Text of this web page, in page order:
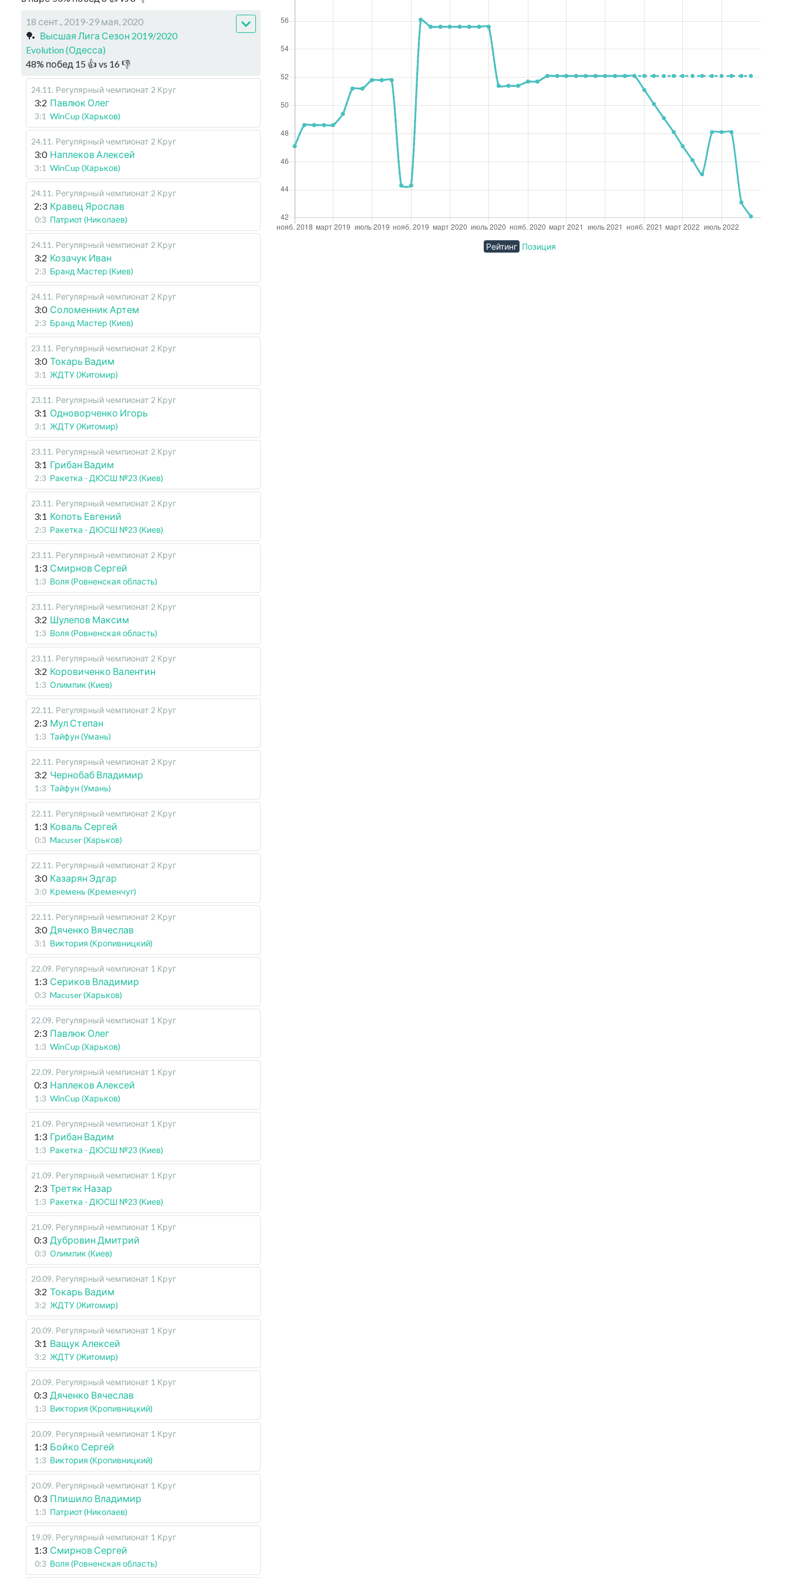
18 сент., 2019-29 мая, 2020
🏓 Высшая Лига Сезон 2019/2020
Evolution (Одесса)
48% побед 15 👍 vs 16👎
24.11 . Регулярный чемпионат 2 Круг
3:2 Павлюк Олег
3:1 WinCup (Харьков)
24.11 . Регулярный чемпионат 2 Круг
3:0 Наплеков Алексей
3:1 WinCup (Харьков)
24.11 . Регулярный чемпионат 2 Круг
2:3 Кравец Ярослав
0:3 Патриот (Николаев)
24.11 . Регулярный чемпионат 2 Круг
3:2 Козачук Иван
2:3 Бранд Мастер (Киев)
24.11 . Регулярный чемпионат 2 Круг
3:0 Соломенник Артем
2:3 Бранд Мастер (Киев)
23.11 . Регулярный чемпионат 2 Круг
3:0 Токарь Вадим
3:1 ЖДТУ (Житомир)
23.11 . Регулярный чемпионат 2 Круг
3:1 Одноворченко Игорь
3:1 ЖДТУ (Житомир)
23.11 . Регулярный чемпионат 2 Круг
3:1 Грибан Вадим
2:3 Ракетка - ДЮСШ №23 (Киев)
23.11 . Регулярный чемпионат 2 Круг
3:1 Копоть Евгений
2:3 Ракетка - ДЮСШ №23 (Киев)
23.11 . Регулярный чемпионат 2 Круг
1:3 Смирнов Сергей
1:3 Воля (Ровненская область)
23.11 . Регулярный чемпионат 2 Круг
3:2 Шулепов Максим
1:3 Воля (Ровненская область)
23.11 . Регулярный чемпионат 2 Круг
3:2 Коровиченко Валентин
1:3 Олимпик (Киев)
22.11 . Регулярный чемпионат 2 Круг
2:3 Мул Степан
1:3 Тайфун (Умань)
22.11 . Регулярный чемпионат 2 Круг
3:2 Чернобаб Владимир
1:3 Тайфун (Умань)
22.11 . Регулярный чемпионат 2 Круг
1:3 Коваль Сергей
0:3 Macuser (Харьков)
22.11 . Регулярный чемпионат 2 Круг
3:0 Казарян Эдгар
3:0 Кремень (Кременчуг)
22.11 . Регулярный чемпионат 2 Круг
3:0 Дяченко Вячеслав
3:1 Виктория (Кропивницкий)
22.09. Регулярный чемпионат 1 Круг
1:3 Сериков Владимир
0:3 Macuser (Харьков)
22.09. Регулярный чемпионат 1 Круг
2:3 Павлюк Олег
1:3 WinCup (Харьков)
22.09. Регулярный чемпионат 1 Круг
0:3 Наплеков Алексей
1:3 WinCup (Харьков)
21.09. Регулярный чемпионат 1 Круг
1:3 Грибан Вадим
1:3 Ракетка - ДЮСШ №23 (Киев)
21.09. Регулярный чемпионат 1 Круг
2:3 Третяк Назар
1:3 Ракетка - ДЮСШ №23 (Киев)
21.09. Регулярный чемпионат 1 Круг
0:3 Дубровин Дмитрий
0:3 Олимпик (Киев)
20.09. Регулярный чемпионат 1 Круг
3:2 Токарь Вадим
3:2 ЖДТУ (Житомир)
20.09. Регулярный чемпионат 1 Круг
3:1 Ващук Алексей
3:2 ЖДТУ (Житомир)
20.09. Регулярный чемпионат 1 Круг
0:3 Дяченко Вячеслав
1:3 Виктория (Кропивницкий)
20.09. Регулярный чемпионат 1 Круг
1:3 Бойко Сергей
1:3 Виктория (Кропивницкий)
20.09. Регулярный чемпионат 1 Круг
0:3 Плишило Владимир
1:3 Патриот (Николаев)
19.09. Регулярный чемпионат 1 Круг
1:3 Смирнов Сергей
0:3 Воля (Ровненская область)
Рейтинг Позиция